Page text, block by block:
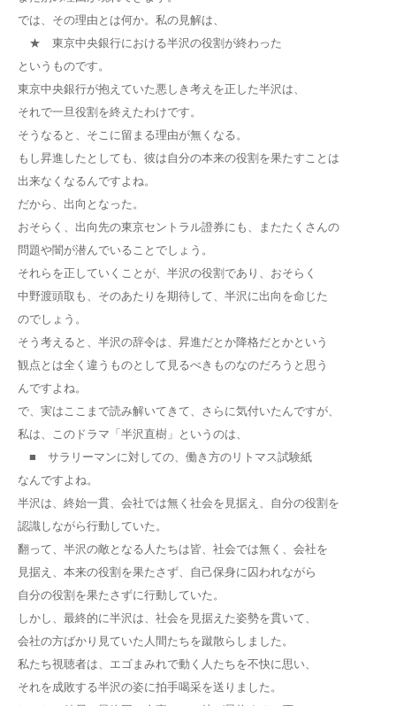
では、その理由とは何か。私の見解は、
★ 東京中央銀行における半沢の役割が終わった
というものです。
東京中央銀行が抱えていた悪しき考えを正した半沢は、
それで一旦役割を終えたわけです。
そうなると、そこに留まる理由が無くなる。
もし昇進したとしても、彼は自分の本来の役割を果たすことは
出来なくなるんですよね。
だから、出向となった。
おそらく、出向先の東京セントラル證券にも、またたくさんの
問題や闇が潜んでいることでしょう。
それらを正していくことが、半沢の役割であり、おそらく
中野渡頭取も、そのあたりを期待して、半沢に出向を命じた
のでしょう。
そう考えると、半沢の辞令は、昇進だとか降格だとかという
観点とは全く違うものとして見るべきものなのだろうと思う
んですよね。
で、実はここまで読み解いてきて、さらに気付いたんですが、
私は、このドラマ「半沢直樹」というのは、
■ サラリーマンに対しての、働き方のリトマス試験紙
なんですよね。
半沢は、終始一貫、会社では無く社会を見据え、自分の役割を
認識しながら行動していた。
翻って、半沢の敵となる人たちは皆、社会では無く、会社を
見据え、本来の役割を果たさず、自己保身に囚われながら
自分の役割を果たさずに行動していた。
しかし、最終的に半沢は、社会を見据えた姿勢を貫いて、
会社の方ばかり見ていた人間たちを蹴散らしました。
私たち視聴者は、エゴまみれで動く人たちを不快に思い、
それを成敗する半沢の姿に拍手喝采を送りました。